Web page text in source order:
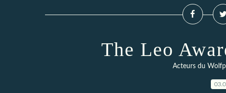
The Leo
Acteurs du